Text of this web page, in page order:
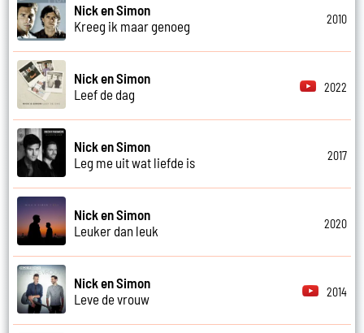
Nick en Simon
Kreeg ik maar genoeg
2010
Nick en Simon
Leef de dag
2022
Nick en Simon
Leg me uit wat liefde is
2017
Nick en Simon
Leuker dan leuk
2020
Nick en Simon
Leve de vrouw
2014